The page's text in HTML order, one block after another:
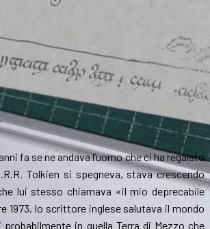
fa se ne andava l’uomo che ci ha regalato
Tolkien si spegneva, stava crescendo
lui stesso chiamava «il mio deprecabile
1973, lo scrittore inglese salutava il mondo
in quella Terra di Mezzo che